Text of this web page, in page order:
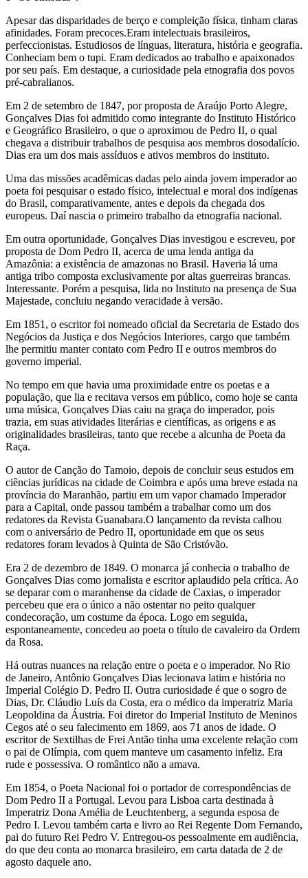
Apesar das disparidades de berço e compleição física, tinham claras
afinidades. Foram precoces.Eram intelectuais brasileiros,
perfeccionistas. Estudiosos de línguas, literatura, história e geografia.
Conheciam bem o tupi. Eram dedicados ao trabalho e apaixonados
por seu país. Em destaque, a curiosidade pela etnografia dos povos
pré-cabralianos.
Em 2 de setembro de 1847, por proposta de Araújo Porto Alegre,
Gonçalves Dias foi admitido como integrante do Instituto Histórico
e Geográfico Brasileiro, o que o aproximou de Pedro II, o qual
chegava a distribuir trabalhos de pesquisa aos membros dosodalício.
Dias era um dos mais assíduos e ativos membros do instituto.
Uma das missões acadêmicas dadas pelo ainda jovem imperador ao
poeta foi pesquisar o estado físico, intelectual e moral dos indígenas
do Brasil, comparativamente, antes e depois da chegada dos
europeus. Daí nascia o primeiro trabalho da etnografia nacional.
Em outra oportunidade, Gonçalves Dias investigou e escreveu, por
proposta de Dom Pedro II, acerca de uma lenda antiga da
Amazônia: a existência de amazonas no Brasil. Haveria lá uma
antiga tribo composta exclusivamente por altas guerreiras brancas.
Interessante. Porém a pesquisa, lida no Instituto na presença de Sua
Majestade, concluiu negando veracidade à versão.
Em 1851, o escritor foi nomeado oficial da Secretaria de Estado dos
Negócios da Justiça e dos Negócios Interiores, cargo que também
lhe permitiu manter contato com Pedro II e outros membros do
governo imperial.
No tempo em que havia uma proximidade entre os poetas e a
população, que lia e recitava versos em público, como hoje se canta
uma música, Gonçalves Dias caiu na graça do imperador, pois
trazia, em suas atividades literárias e científicas, as origens e as
originalidades brasileiras, tanto que recebe a alcunha de Poeta da
Raça.
O autor de Canção do Tamoio, depois de concluir seus estudos em
ciências jurídicas na cidade de Coimbra e após uma breve estada na
província do Maranhão, partiu em um vapor chamado Imperador
para a Capital, onde passou também a trabalhar como um dos
redatores da Revista Guanabara.O lançamento da revista calhou
com o aniversário de Pedro II, oportunidade em que os seus
redatores foram levados à Quinta de São Cristóvão.
Era 2 de dezembro de 1849. O monarca já conhecia o trabalho de
Gonçalves Dias como jornalista e escritor aplaudido pela crítica. Ao
se deparar com o maranhense da cidade de Caxias, o imperador
percebeu que era o único a não ostentar no peito qualquer
condecoração, um costume da época. Logo em seguida,
espontaneamente, concedeu ao poeta o título de cavaleiro da Ordem
da Rosa.
Há outras nuances na relação entre o poeta e o imperador. No Rio
de Janeiro, Antônio Gonçalves Dias lecionava latim e história no
Imperial Colégio D. Pedro II. Outra curiosidade é que o sogro de
Dias, Dr. Cláudio Luís da Costa, era o médico da imperatriz Maria
Leopoldina da Áustria. Foi diretor do Imperial Instituto de Meninos
Cegos até o seu falecimento em 1869, aos 71 anos de idade. O
escritor de Sextilhas de Frei Antão tinha uma excelente relação com
o pai de Olímpia, com quem manteve um casamento infeliz. Era
rude e possessiva. O romântico não a amava.
Em 1854, o Poeta Nacional foi o portador de correspondências de
Dom Pedro II a Portugal. Levou para Lisboa carta destinada à
Imperatriz Dona Amélia de Leuchtenberg, a segunda esposa de
Pedro I. Levou também carta e livro ao Rei Regente Dom Fernando,
pai do futuro Rei Pedro V. Entregou-os pessoalmente em audiência,
do que deu conta ao monarca brasileiro, em carta datada de 2 de
agosto daquele ano.